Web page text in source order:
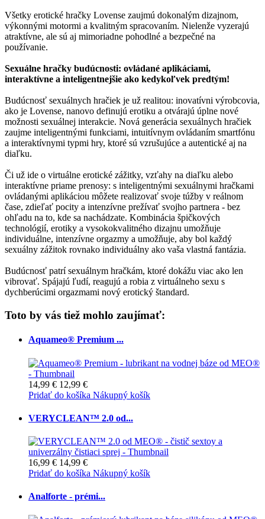
Všetky erotické hračky Lovense zaujmú dokonalým dizajnom,
výkonnými motormi a kvalitným spracovaním. Nielenže vyzerajú
atraktívne, ale sú aj mimoriadne pohodlné a bezpečné na
používanie.
Sexuálne hračky budúcnosti: ovládané aplikáciami,
interaktívne a inteligentnejšie ako kedykoľvek predtým!
Budúcnosť sexuálnych hračiek je už realitou: inovatívni výrobcovia,
ako je Lovense, nanovo definujú erotiku a otvárajú úplne nové
možnosti sexuálnej interakcie. Nová generácia sexuálnych hračiek
zaujme inteligentnými funkciami, intuitívnym ovládaním smartfónu
a interaktívnymi typmi hry, ktoré sú vzrušujúce a autentické aj na
diaľku.
Či už ide o virtuálne erotické zážitky, vzťahy na diaľku alebo
interaktívne priame prenosy: s inteligentnými sexuálnymi hračkami
ovládanými aplikáciou môžete realizovať svoje túžby v reálnom
čase, zdieľať pocity a intenzívne prežívať svojho partnera - bez
ohľadu na to, kde sa nachádzate. Kombinácia špičkových
technológií, erotiky a vysokokvalitného dizajnu umožňuje
individuálne, intenzívne orgazmy a umožňuje, aby bol každý
sexuálny zážitok rovnako individuálny ako vaša vlastná fantázia.
Budúcnosť patrí sexuálnym hračkám, ktoré dokážu viac ako len
vibrovať. Spájajú ľudí, reagujú a robia z virtuálneho sexu s
dychberúcimi orgazmami nový erotický štandard.
Toto by vás tiež mohlo zaujímať:
Aquameo® Premium ...
14,99 € 12,99 €
Pridať do košíka Nákupný košík
VERYCLEAN™ 2.0 od...
16,99 € 14,99 €
Pridať do košíka Nákupný košík
Analforte - prémi...